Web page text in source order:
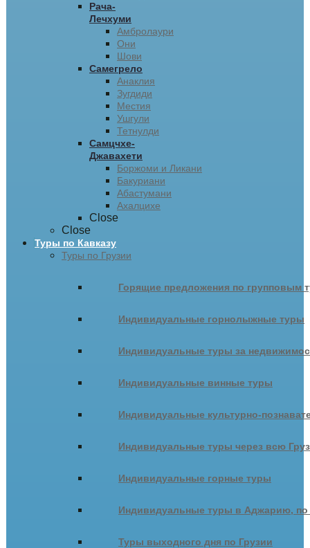
Рача-
Лечхуми
Амбролаури
Они
Шови
Самегрело
Анаклия
Зугдиди
Местия
Ушгули
Тетнулди
Самцчхе-
Джавахети
Боржоми и Ликани
Бакуриани
Абастумани
Ахалцихе
Close
Close
Туры по Кавказу
Туры по Грузии
Горящие предложения по групповым
Индивидуальные горнолыжные туры
Индивидуальные туры за
Индивидуальные винные туры
Индивидуальные культурно-
Индивидуальные туры через всю
Индивидуальные горные туры
Индивидуальные туры в Аджарию,
Туры выходного дня по Грузии